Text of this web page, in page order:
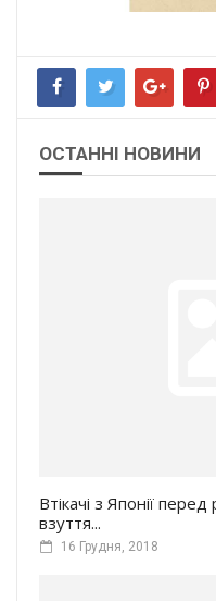
ОСТАННІ НОВИНИ
Втікачі з Японії
взуття...
16 Грудня, 2018